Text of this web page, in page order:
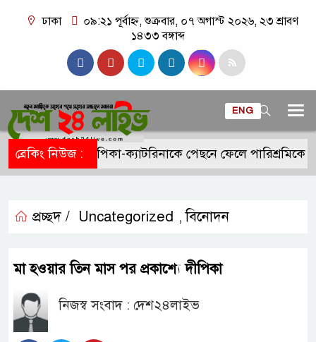
ঢাকা
০৯:২১ পূর্বাহ্ন, শুক্রবার, ০৭ অগাস্ট ২০২৬, ২৩ শ্রাবণ
১৪৩৩ বঙ্গাব্দ
ENG
ব্রেকিং নিউজ :দীপিকা-ক্যাটরিনাকে পেছনে ফেলে পারিশ্রমিকে
প্রচ্ছদ / Uncategorized ,বিনোদন
মা হওয়ার তিন মাস পর প্রকাশ্যে দীপিকা
নিজস্ব সংবাদ : দেশ২৪লাইভ